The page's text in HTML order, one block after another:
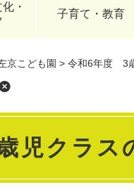
・
子育て・教育
京こども園 > 令和6年度 3
児クラス